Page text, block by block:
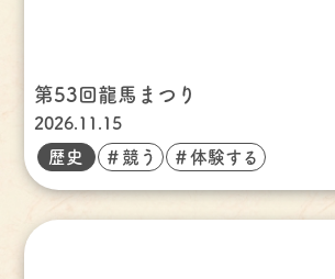
第53回龍馬まつり
2026.11.15
歴史 ＃競う ＃体験する